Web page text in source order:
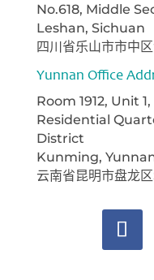
No.618, Middle
Leshan, Sichuan
四川省乐山市市中
Yunnan Office
Room 1912, Unit
Residential
District
Kunming,
云南省昆明市盘龙